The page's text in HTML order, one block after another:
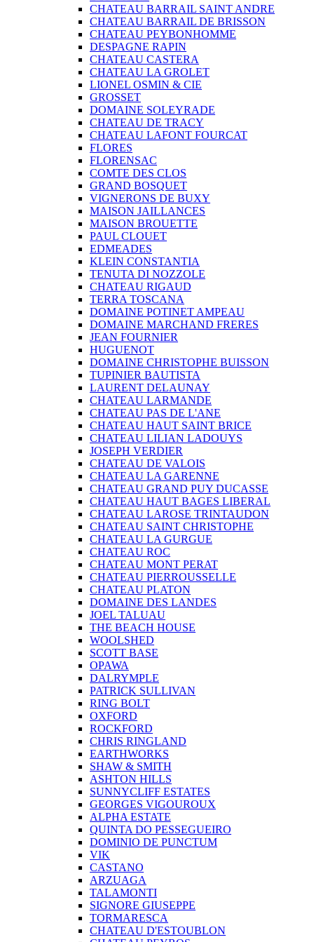
CHATEAU BARRAIL SAINT ANDRE
CHATEAU BARRAIL DE BRISSON
CHATEAU PEYBONHOMME
DESPAGNE RAPIN
CHATEAU CASTERA
CHATEAU LA GROLET
LIONEL OSMIN & CIE
GROSSET
DOMAINE SOLEYRADE
CHATEAU DE TRACY
CHATEAU LAFONT FOURCAT
FLORES
FLORENSAC
COMTE DES CLOS
GRAND BOSQUET
VIGNERONS DE BUXY
MAISON JAILLANCES
MAISON BROUETTE
PAUL CLOUET
EDMEADES
KLEIN CONSTANTIA
TENUTA DI NOZZOLE
CHATEAU RIGAUD
TERRA TOSCANA
DOMAINE POTINET AMPEAU
DOMAINE MARCHAND FRERES
JEAN FOURNIER
HUGUENOT
DOMAINE CHRISTOPHE BUISSON
TUPINIER BAUTISTA
LAURENT DELAUNAY
CHATEAU LARMANDE
CHATEAU PAS DE L'ANE
CHATEAU HAUT SAINT BRICE
CHATEAU LILIAN LADOUYS
JOSEPH VERDIER
CHATEAU DE VALOIS
CHATEAU LA GARENNE
CHATEAU GRAND PUY DUCASSE
CHATEAU HAUT BAGES LIBERAL
CHATEAU LAROSE TRINTAUDON
CHATEAU SAINT CHRISTOPHE
CHATEAU LA GURGUE
CHATEAU ROC
CHATEAU MONT PERAT
CHATEAU PIERROUSSELLE
CHATEAU PLATON
DOMAINE DES LANDES
JOEL TALUAU
THE BEACH HOUSE
WOOLSHED
SCOTT BASE
OPAWA
DALRYMPLE
PATRICK SULLIVAN
RING BOLT
OXFORD
ROCKFORD
CHRIS RINGLAND
EARTHWORKS
SHAW & SMITH
ASHTON HILLS
SUNNYCLIFF ESTATES
GEORGES VIGOUROUX
ALPHA ESTATE
QUINTA DO PESSEGUEIRO
DOMINIO DE PUNCTUM
VIK
CASTANO
ARZUAGA
TALAMONTI
SIGNORE GIUSEPPE
TORMARESCA
CHATEAU D'ESTOUBLON